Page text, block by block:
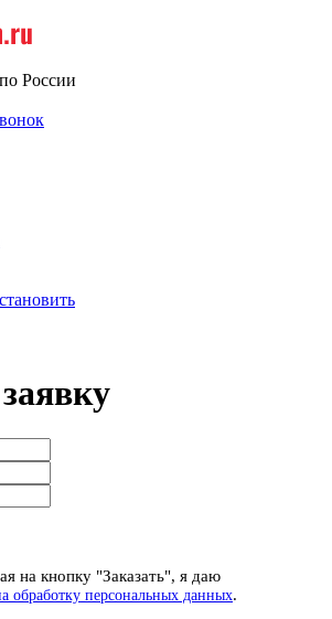
России
на кнопку "Заказать", я даю
обработку персональных данных.